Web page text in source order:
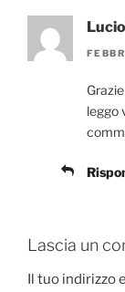
leggo
Lascia un
Il tuo indirizzo